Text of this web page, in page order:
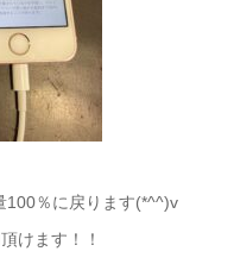
100％に戻ります(*^^)v
けます！！